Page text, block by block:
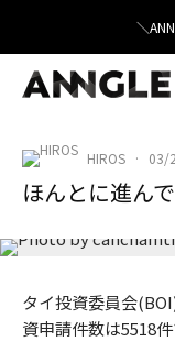
＼
HIROS · 03/
ほんとに進ん
タイ投資委員会
資申請件数は5518